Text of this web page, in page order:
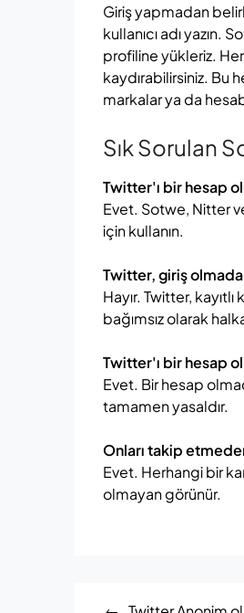
Giriş yapmadan
kullanıcı adı
profiline yükleriz.
kaydırabilirsiniz. Bu
markalar ya da
Sık Sorulan
Twitter'ı bir hesap
Evet. Sotwe, Nitter
için kullanın.
Twitter, giriş
Hayır. Twitter,
bağımsız olarak
Twitter'ı bir hesap
Evet. Bir hesap
tamamen yasaldır.
Onları takip
Evet. Herhangi bir
olmayan görünür.